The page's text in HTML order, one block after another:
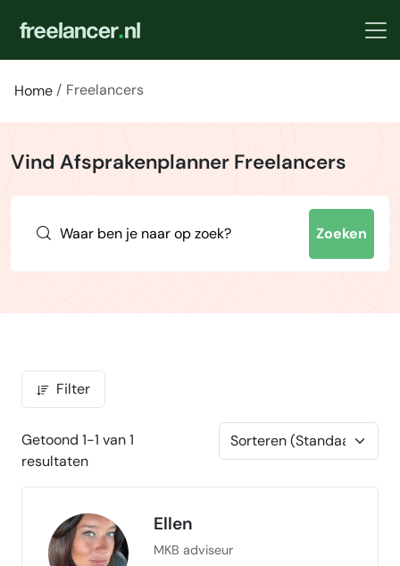
Home Freelancers
Vind Afsprakenplanner Freelancers
Zoeken
Filter
Getoond 1-1 van 1
resultaten
Ellen
MKB adviseur